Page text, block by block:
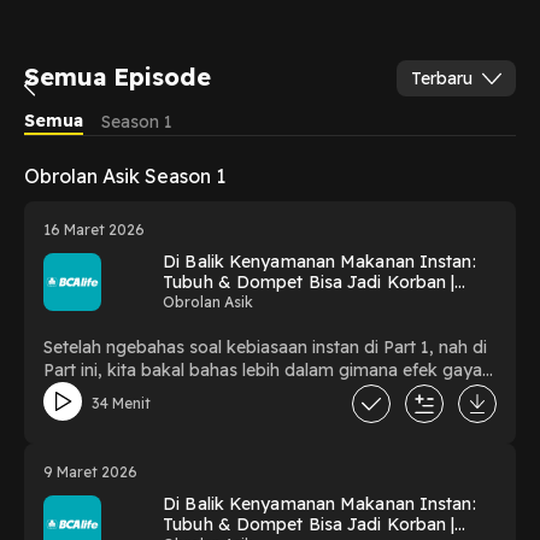
Semua Episode
Terbaru
Semua
Season 1
Obrolan Asik Season 1
16 Maret 2026
Di Balik Kenyamanan Makanan Instan:
Tubuh & Dompet Bisa Jadi Korban |
Obrolan Asik Part 2
Obrolan Asik
Setelah ngebahas soal kebiasaan instan di Part 1, nah di
Part ini, kita bakal bahas lebih dalam gimana efek gaya
hidup cepat bisa berimbas ke tubuh dan keuangan
kamu! Bareng Mas Wira, kita juga sharing langkah-
seimbang biar gak cuma sehat badannya, tapi juga
aman dompetnya. Kalau kamu setuju perubahan kecil
bisa berdampak besar, jangan lupa like, tulis
pendapatmu di kolom komentar, dan subscribe buat
34 Menit
9 Maret 2026
Di Balik Kenyamanan Makanan Instan:
Tubuh & Dompet Bisa Jadi Korban |